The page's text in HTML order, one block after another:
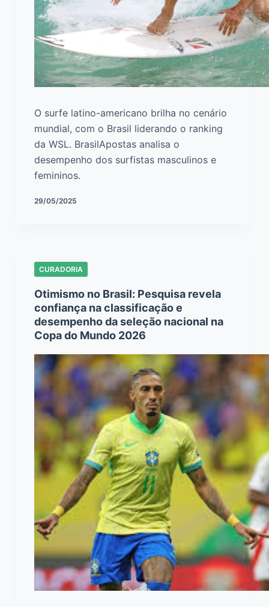
O surfe latino-americano brilha no cenário
mundial, com o Brasil liderando o ranking
da WSL. BrasilApostas analisa o
desempenho dos surfistas masculinos e
femininos.
29/05/2025
CURADORIA
Otimismo no Brasil: Pesquisa revela
confiança na classificação e
desempenho da seleção nacional na
Copa do Mundo 2026